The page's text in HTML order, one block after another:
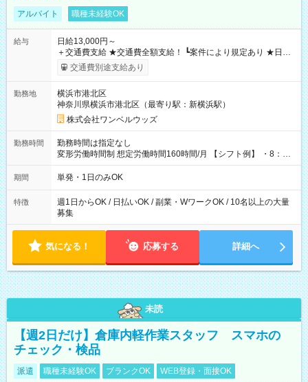
アルバイト 職種未経験OK
給与
日給13,000円～
＋交通費支給 ★交通費全額支給！ ┗案件により規定あり ★日払
いOK！（規定あり） ┗働いたその日に現金GET♪ お仕事後はコ
ンビニATMから 日払い分を引き落とせます！ 【試用期間】試
交通費別途支給あり
勤務地
横浜市港北区
神奈川県横浜市港北区（最寄り駅：新横浜駅）
株式会社ワンベルウッズ
勤務時間
勤務時間は指定なし
変形労働時間制 想定労働時間160時間/月 【シフト例】 ・8：00
～21：00
期間 単発・1日のみOK
特徴
週1日からOK / 日払いOK / 副業・WワークOK / 10名以上の大量
募集
気になる！ 応募する 詳細へ
未読
【週2日だけ】倉庫内軽作業スタッフ スマホの
チェック・検品
派遣 職種未経験OK ブランクOK WEB登録・面接OK